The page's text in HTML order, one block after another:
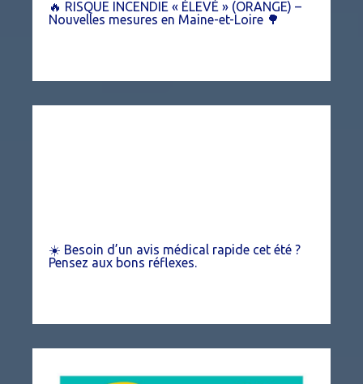
🔥 RISQUE INCENDIE « ÉLEVÉ » (ORANGE) –
Nouvelles mesures en Maine-et-Loire 🌳
☀️ Besoin d’un avis médical rapide cet été ?
Pensez aux bons réflexes.